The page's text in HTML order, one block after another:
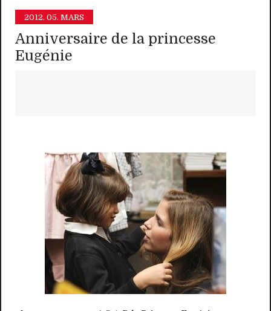
2012. 05. MARS
Anniversaire de la princesse
Eugénie